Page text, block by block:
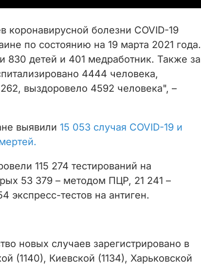
i
d
e
коронавирусной болезни COVID-19
по состоянию на 19 марта 2021 года.
830 детей и 401 медработник. Также за
4444 человека,
выздоровело 4592 человека", –
выявили 15 053 случая COVID-19 и
115 274 тестирований на
53 379 – методом ПЦР, 21 241 –
экспресс-тестов на антиген.
новых случаев зарегистрировано в
(1140), Киевской (1134), Харьковской